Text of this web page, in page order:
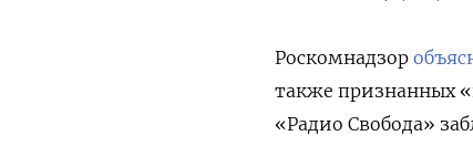
Роскомнадзор
также признанных
«Радио Свобода»